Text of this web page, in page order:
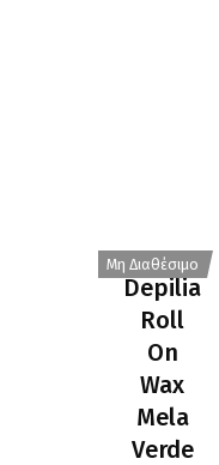
Μη Διαθέσιμο
Depilia
Roll
On
Wax
Mela
Verde